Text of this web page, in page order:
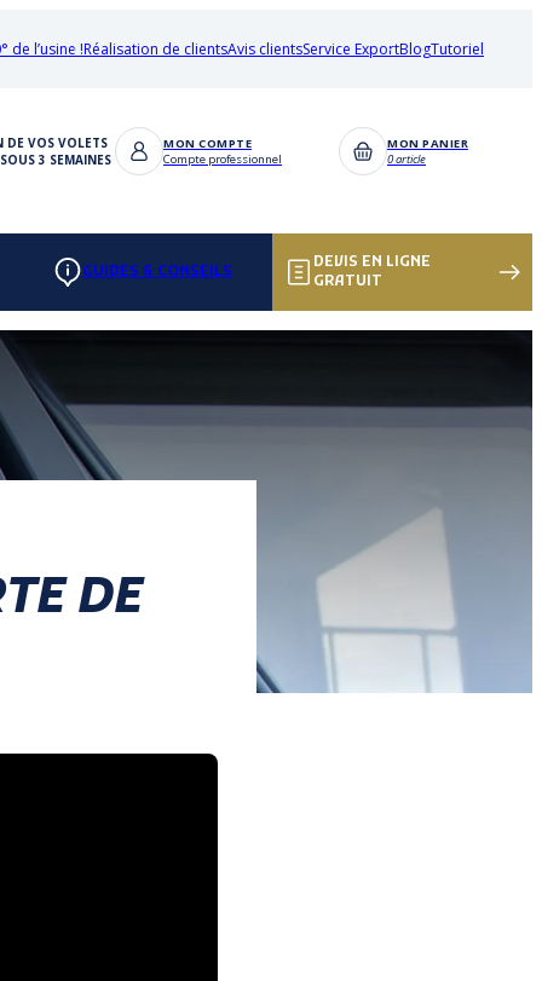
de l’usine !Réalisation de clientsAvis clientsService ExportBlogTutoriel
DE VOS VOLETS
3 SEMAINES
MON COMPTE
Compte professionnel
MON PANIER
0 article
GUIDES & CONSEILS
DEVIS EN LIGNE
GRATUIT
DE